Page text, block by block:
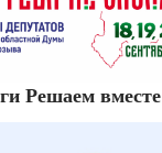
Решаем вместе